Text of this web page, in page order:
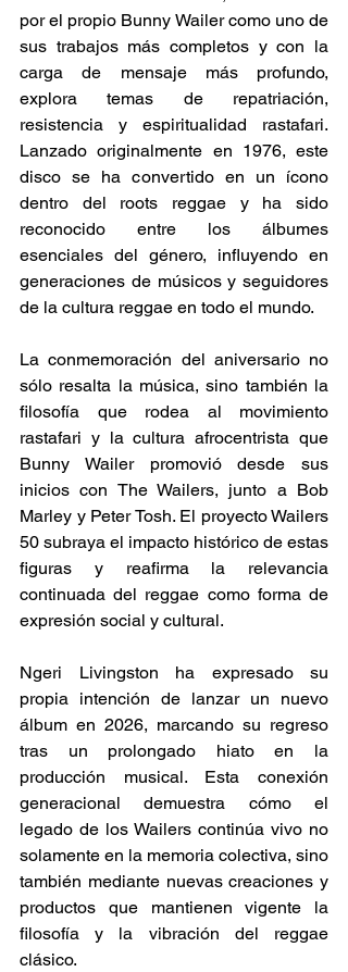
por el propio Bunny Wailer como uno de
sus trabajos más completos y con la
carga de mensaje más profundo,
explora temas de repatriación,
resistencia y espiritualidad rastafari.
Lanzado originalmente en 1976, este
disco se ha convertido en un ícono
dentro del roots reggae y ha sido
reconocido entre los álbumes
esenciales del género, influyendo en
generaciones de músicos y seguidores
de la cultura reggae en todo el mundo.
La conmemoración del aniversario no
sólo resalta la música, sino también la
filosofía que rodea al movimiento
rastafari y la cultura afrocentrista que
Bunny Wailer promovió desde sus
inicios con The Wailers, junto a Bob
Marley y Peter Tosh. El proyecto Wailers
50 subraya el impacto histórico de estas
figuras y reafirma la relevancia
continuada del reggae como forma de
expresión social y cultural.
Ngeri Livingston ha expresado su
propia intención de lanzar un nuevo
álbum en 2026, marcando su regreso
tras un prolongado hiato en la
producción musical. Esta conexión
generacional demuestra cómo el
legado de los Wailers continúa vivo no
solamente en la memoria colectiva, sino
también mediante nuevas creaciones y
productos que mantienen vigente la
filosofía y la vibración del reggae
clásico.